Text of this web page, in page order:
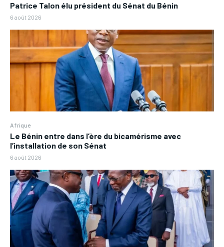
Patrice Talon élu président du Sénat du Bénin
6 août 2026
Afrique
Le Bénin entre dans l’ère du bicamérisme avec
l’installation de son Sénat
6 août 2026